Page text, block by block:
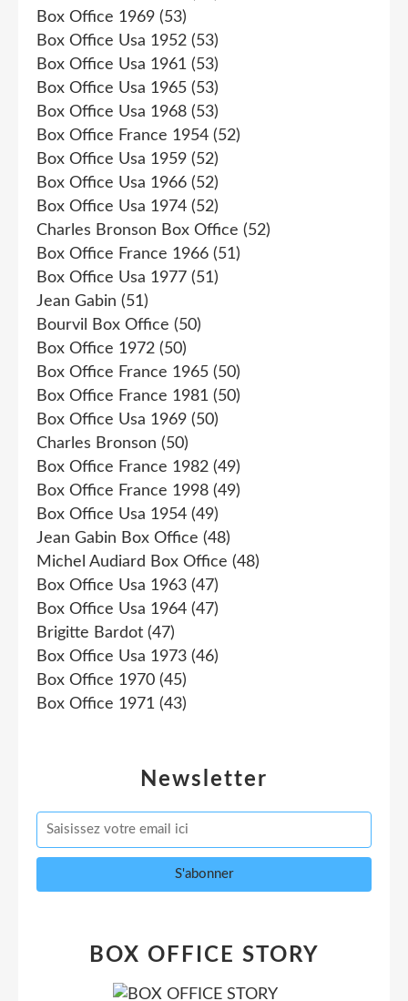
Newsletter
Box Office 1969 (53)
Box Office Usa 1952 (53)
Box Office Usa 1961 (53)
Box Office Usa 1965 (53)
Box Office Usa 1968 (53)
Box Office France 1954 (52)
Box Office Usa 1959 (52)
Box Office Usa 1966 (52)
Box Office Usa 1974 (52)
Charles Bronson Box Office (52)
Box Office France 1966 (51)
Box Office Usa 1977 (51)
Jean Gabin (51)
Bourvil Box Office (50)
Box Office 1972 (50)
Box Office France 1965 (50)
Box Office France 1981 (50)
Box Office Usa 1969 (50)
Charles Bronson (50)
Box Office France 1982 (49)
Box Office France 1998 (49)
Box Office Usa 1954 (49)
Jean Gabin Box Office (48)
Michel Audiard Box Office (48)
Box Office Usa 1963 (47)
Box Office Usa 1964 (47)
Brigitte Bardot (47)
Box Office Usa 1973 (46)
Box Office 1970 (45)
Box Office 1971 (43)
BOX OFFICE STORY